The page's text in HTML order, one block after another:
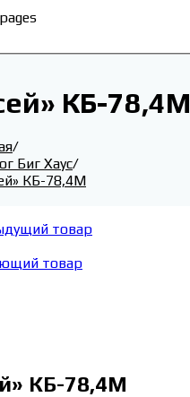
КБ-78,4М
/
Биг Хаус/
КБ-78,4М
товар
товар
КБ-78,4М